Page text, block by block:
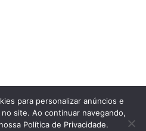
para personalizar anúncios e
site. Ao continuar navegando,
Política de Privacidade.